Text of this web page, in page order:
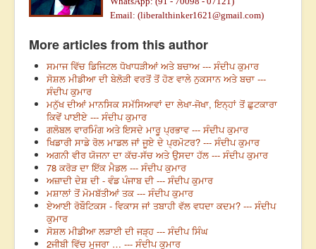
Email: (liberalthinker1621@gmail.com)
More articles from this author
ਸਮਾਜ ਵਿੱਚ ਡਿਜਿਟਲ ਧੋਖਾਧੜੀਆਂ ਅਤੇ ਬਚਾਅ --- ਸੰਦੀਪ ਕੁਮਾਰ
ਸੋਸ਼ਲ ਮੀਡੀਆ ਦੀ ਬੇਲੋੜੀ ਵਰਤੋਂ ਤੋਂ ਹੋਣ ਵਾਲੇ ਨੁਕਸਾਨ ਅਤੇ ਬਚਾ ---
ਸੰਦੀਪ ਕੁਮਾਰ
ਮਨੁੱਖ ਦੀਆਂ ਮਾਨਸਿਕ ਸਮੱਸਿਆਵਾਂ ਦਾ ਲੇਖਾ-ਜੋਖਾ, ਇਨ੍ਹਾਂ ਤੋਂ ਛੁਟਕਾਰਾ
ਕਿਵੇਂ ਪਾਈਏ --- ਸੰਦੀਪ ਕੁਮਾਰ
ਗਲੋਬਲ ਵਾਰਮਿੰਗ ਅਤੇ ਇਸਦੇ ਮਾਰੂ ਪ੍ਰਭਾਵ --- ਸੰਦੀਪ ਕੁਮਾਰ
ਖਿਡਾਰੀ ਸਾਡੇ ਰੋਲ ਮਾਡਲ ਜਾਂ ਜੂਏ ਦੇ ਪ੍ਰਮੋਟਰ? --- ਸੰਦੀਪ ਕੁਮਾਰ
ਅਗਨੀ ਵੀਰ ਯੋਜਨਾ ਦਾ ਕੱਚ-ਸੱਚ ਅਤੇ ਉਸਦਾ ਹੱਲ --- ਸੰਦੀਪ ਕੁਮਾਰ
78 ਕਰੋੜ ਦਾ ਇੱਕ ਮੈਡਲ --- ਸੰਦੀਪ ਕੁਮਾਰ
ਅਜ਼ਾਦੀ ਦੇਸ਼ ਦੀ - ਵੰਡ ਪੰਜਾਬ ਦੀ --- ਸੰਦੀਪ ਕੁਮਾਰ
ਮਸ਼ਾਲਾਂ ਤੋਂ ਮੋਮਬੱਤੀਆਂ ਤਕ --- ਸੰਦੀਪ ਕੁਮਾਰ
ਏਆਈ ਰੋਬੌਟਿਕਸ - ਵਿਕਾਸ ਜਾਂ ਤਬਾਹੀ ਵੱਲ ਵਧਦਾ ਕਦਮ? --- ਸੰਦੀਪ
ਕੁਮਾਰ
ਸੋਸ਼ਲ ਮੀਡੀਆ ਲੜਾਈ ਦੀ ਜੜ੍ਹ --- ਸੰਦੀਪ ਸਿੰਘ
2ਜੀਬੀ ਵਿੱਚ ਮੁਜਰਾ … --- ਸੰਦੀਪ ਕੁਮਾਰ